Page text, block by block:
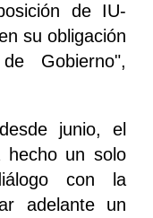
de IU-
su obligación
Gobierno",
junio, el
hecho un solo
con la
adelante un